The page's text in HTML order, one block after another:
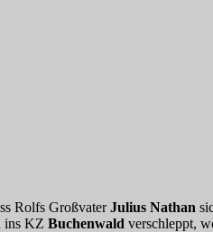
Rolfs GroßvaterJulius Nathan
ins KZ Buchenwald verschleppt,